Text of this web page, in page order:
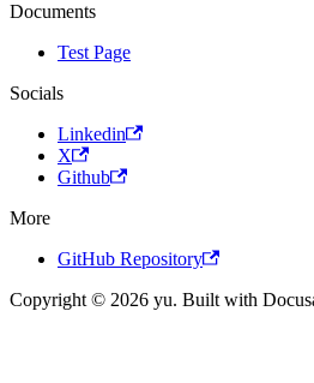
Documents
Test Page
Socials
Linkedin
X
Github
More
GitHub Repository
Copyright © 2026 yu. Built with